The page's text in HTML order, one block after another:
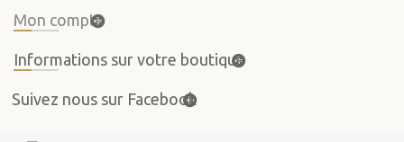
Mon compte
Informations sur votre boutique
Suivez nous sur Facebook